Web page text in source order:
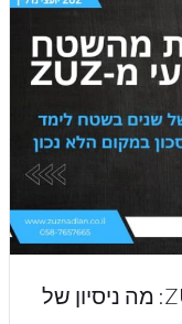
תובנות מהשטח עם רועי מ-ZUZ: מה ניסיון של